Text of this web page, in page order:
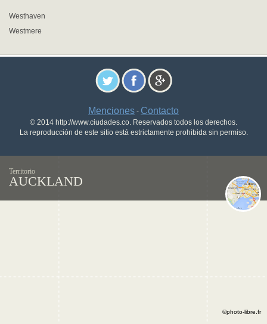
Westhaven
Westmere
Menciones - Contacto
© 2014 http://www.ciudades.co. Reservados todos los derechos.
La reproducción de este sitio está estrictamente prohibida sin permiso.
Territorio
AUCKLAND
©photo-libre.fr